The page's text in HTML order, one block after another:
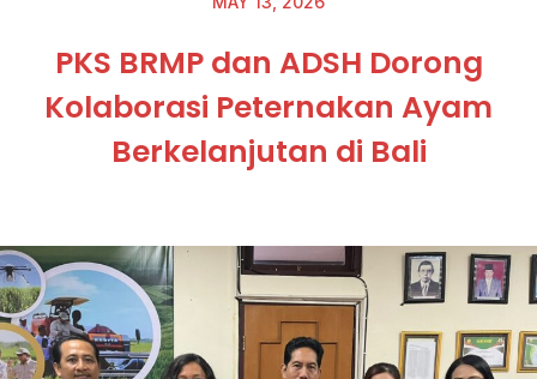
PKS BRMP dan ADSH Dorong
Kolaborasi Peternakan Ayam
Berkelanjutan di Bali